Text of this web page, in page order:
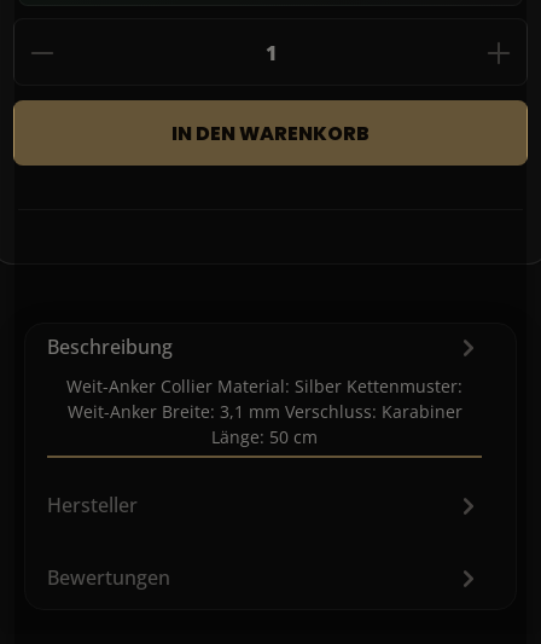
Produkt Anzahl: Gib den gewünschten
IN DEN WARENKORB
Beschreibung
Weit-Anker Collier Material: Silber Kettenmuster:
Weit-Anker Breite: 3,1 mm Verschluss: Karabiner
Länge: 50 cm
Hersteller
Bewertungen